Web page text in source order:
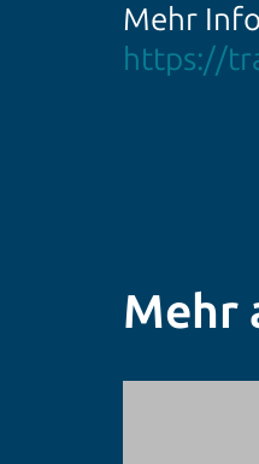
Mehr
https://
Mehr